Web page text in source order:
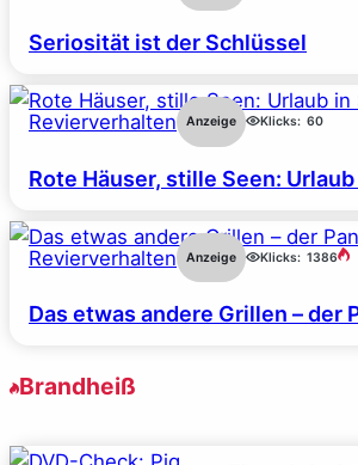
Seriosität ist der Schlüssel
Revierverhalten Anzeige Klicks: 60
Rote Häuser, stille Seen:
Revierverhalten Anzeige Klicks: 1386
Das etwas andere Grillen – der
Brandheiß